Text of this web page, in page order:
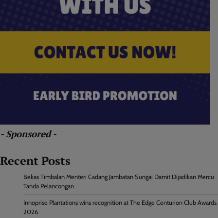
- Sponsored -
Recent Posts
Bekas Timbalan Menteri Cadang Jambatan Sungai Damit Dijadikan Mercu
Tanda Pelancongan
Innoprise Plantations wins recognition at The Edge Centurion Club Awards
2026